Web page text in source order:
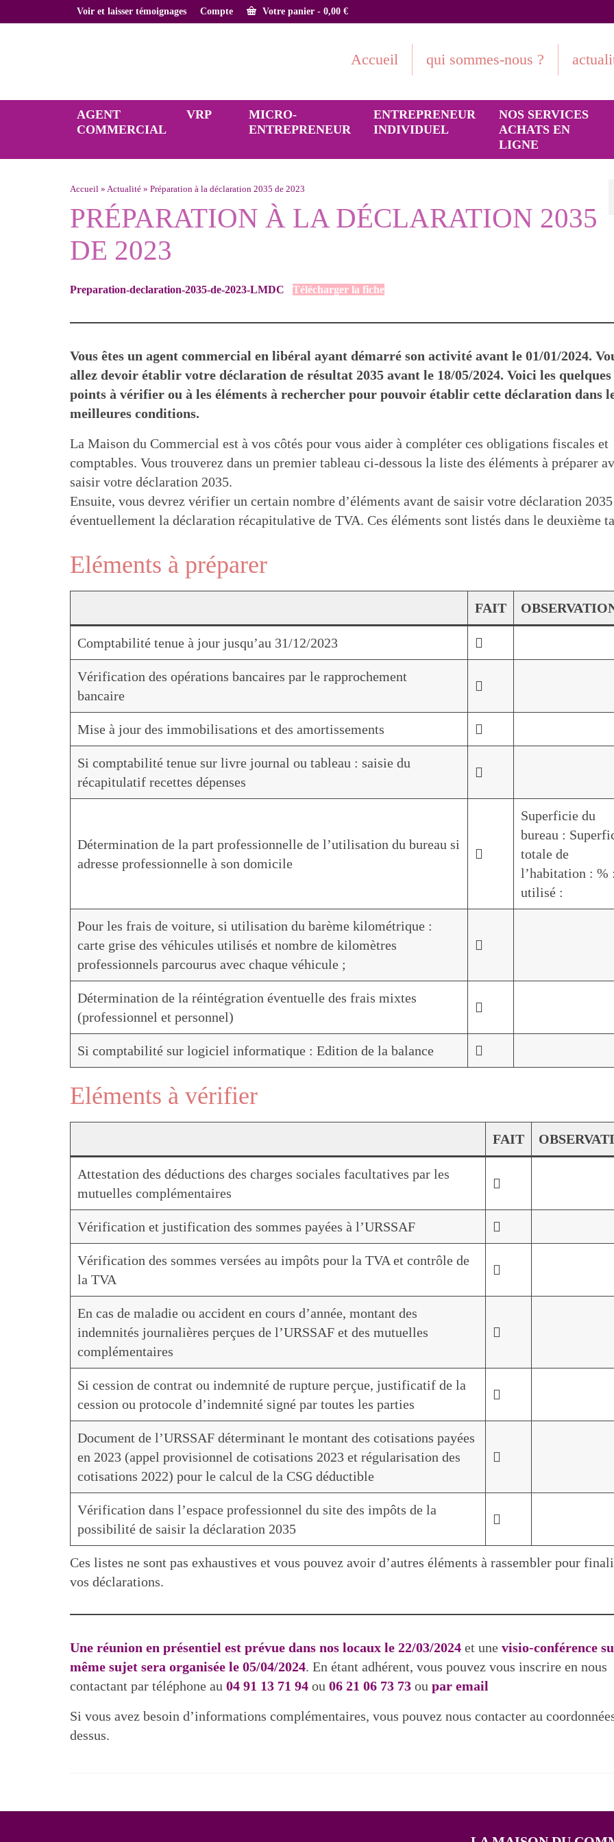
Voir et laisser témoignages Compte Votre panier - 0,00 €
Accueil qui sommes-nous ?
AGENT
COMMERCIAL
VRP
MICRO-
ENTREPRENEUR
ENTREPRENEUR
INDIVIDUEL
NOS SERVICES
ACHATS EN
LIGNE
Accueil » Actualité » Préparation à la déclaration 2035 de 2023
PRÉPARATION À LA DÉCLARATION 2035
DE 2023
Preparation-declaration-2035-de-2023-LMDC Télécharger la fiche
Vous êtes un agent commercial en libéral ayant démarré son activité avant le 01/01/2024.
allez devoir établir votre déclaration de résultat 2035 avant le 18/05/2024. Voici les quelques
points à vérifier ou à les éléments à rechercher pour pouvoir établir cette déclaration dans
meilleures conditions.
La Maison du Commercial est à vos côtés pour vous aider à compléter ces obligations fiscales et
comptables. Vous trouverez dans un premier tableau ci-dessous la liste des éléments à préparer
saisir votre déclaration 2035.
Ensuite, vous devrez vérifier un certain nombre d’éléments avant de saisir votre déclaration
éventuellement la déclaration récapitulative de TVA. Ces éléments sont listés dans le deuxième
Eléments à préparer
FAIT
Comptabilité tenue à jour jusqu’au 31/12/2023 
Vérification des opérations bancaires par le rapprochement
bancaire

Mise à jour des immobilisations et des amortissements 
Si comptabilité tenue sur livre journal ou tableau : saisie du
récapitulatif recettes dépenses

Détermination de la part professionnelle de l’utilisation du bureau si
adresse professionnelle à son domicile

Superficie du
bureau :
totale de
l’habitation : %
utilisé :
Pour les frais de voiture, si utilisation du barème kilométrique :
carte grise des véhicules utilisés et nombre de kilomètres
professionnels parcourus avec chaque véhicule ;

Détermination de la réintégration éventuelle des frais mixtes
(professionnel et personnel)

Si comptabilité sur logiciel informatique : Edition de la balance 
Eléments à vérifier
FAIT
Attestation des déductions des charges sociales facultatives par les
mutuelles complémentaires

Vérification et justification des sommes payées à l’URSSAF 
Vérification des sommes versées au impôts pour la TVA et contrôle de
la TVA

En cas de maladie ou accident en cours d’année, montant des
indemnités journalières perçues de l’URSSAF et des mutuelles
complémentaires

Si cession de contrat ou indemnité de rupture perçue, justificatif de la
cession ou protocole d’indemnité signé par toutes les parties

Document de l’URSSAF déterminant le montant des cotisations payées
en 2023 (appel provisionnel de cotisations 2023 et régularisation des
cotisations 2022) pour le calcul de la CSG déductible

Vérification dans l’espace professionnel du site des impôts de la
possibilité de saisir la déclaration 2035

Ces listes ne sont pas exhaustives et vous pouvez avoir d’autres éléments à rassembler pour
vos déclarations.
Une réunion en présentiel est prévue dans nos locaux le 22/03/2024 et une visio-conférence
même sujet sera organisée le 05/04/2024. En étant adhérent, vous pouvez vous inscrire en nous
contactant par téléphone au 04 91 13 71 94 ou 06 21 06 73 73 ou par email
Si vous avez besoin d’informations complémentaires, vous pouvez nous contacter au
dessus.